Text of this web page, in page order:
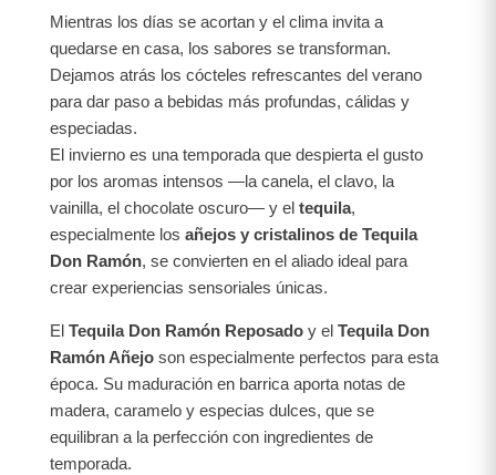
Mientras los días se acortan y el clima invita a
quedarse en casa, los sabores se transforman.
Dejamos atrás los cócteles refrescantes del verano
para dar paso a bebidas más profundas, cálidas y
especiadas.
El invierno es una temporada que despierta el gusto
por los aromas intensos —la canela, el clavo, la
vainilla, el chocolate oscuro— y el tequila,
especialmente los añejos y cristalinos de Tequila
Don Ramón, se convierten en el aliado ideal para
crear experiencias sensoriales únicas.
El Tequila Don Ramón Reposado y el Tequila Don
Ramón Añejo son especialmente perfectos para esta
época. Su maduración en barrica aporta notas de
madera, caramelo y especias dulces, que se
equilibran a la perfección con ingredientes de
temporada.